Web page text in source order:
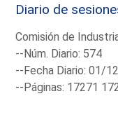
Diario de
Comisión de
--Núm. Diario: 574
--Fecha Diario: 01/
--Páginas: 17271